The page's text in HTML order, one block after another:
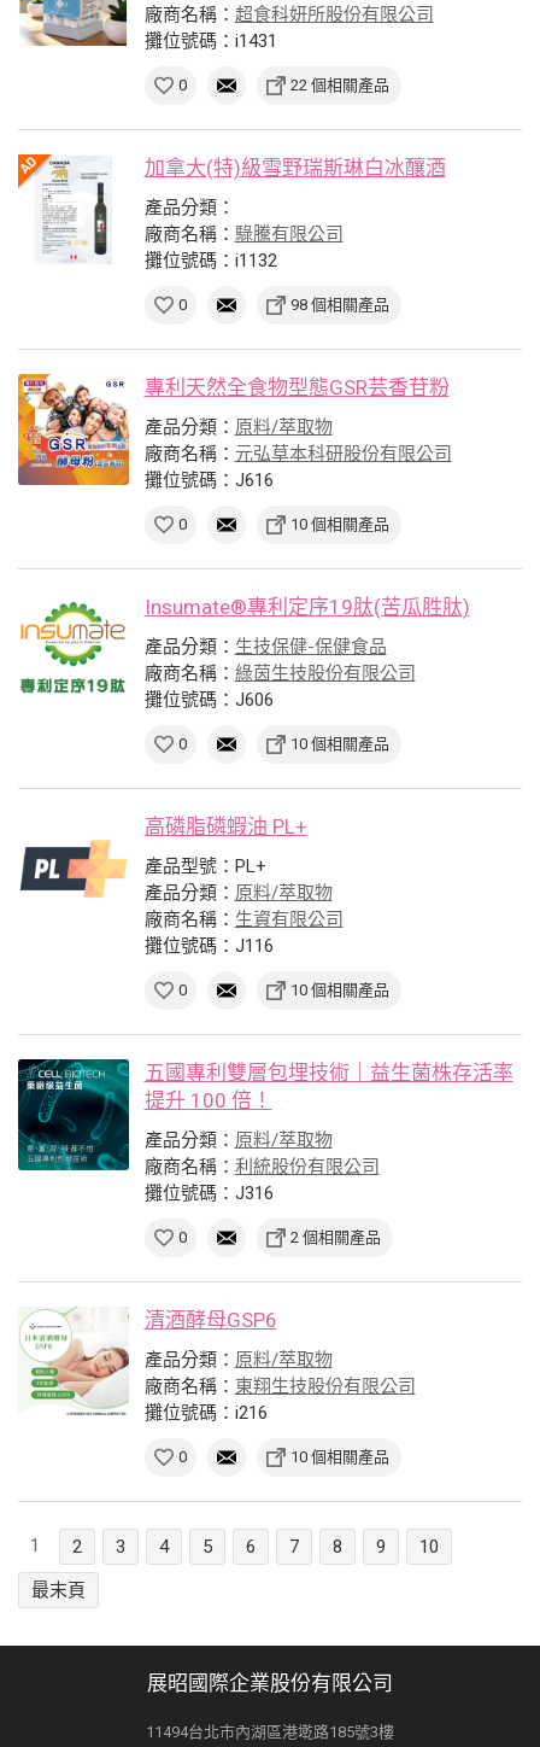
廠商名稱： 超食科妍所股份有限公司
攤位號碼：i1431
0 22 個相關產品
加拿大(特)級雪野瑞斯琳白冰釀酒
產品分類：
廠商名稱： 騄騰有限公司
攤位號碼：i1132
0 98 個相關產品
專利天然全食物型態GSR芸香苷粉
產品分類： 原料/萃取物
廠商名稱： 元弘草本科研股份有限公司
攤位號碼：J616
0 10 個相關產品
Insumate®專利定序19肽(苦瓜胜肽)
產品分類： 生技保健-保健食品
廠商名稱： 綠茵生技股份有限公司
攤位號碼：J606
0 10 個相關產品
高磷脂磷蝦油 PL+
產品型號：PL+
產品分類： 原料/萃取物
廠商名稱： 生資有限公司
攤位號碼：J116
0 10 個相關產品
五國專利雙層包埋技術｜益生菌株存活率
提升 100 倍！
產品分類： 原料/萃取物
廠商名稱： 利統股份有限公司
攤位號碼：J316
0 2 個相關產品
清酒酵母GSP6
產品分類： 原料/萃取物
廠商名稱： 東翔生技股份有限公司
攤位號碼：i216
0 10 個相關產品
1 2 3 4 5 6 7 8 9
10
最末頁
展昭國際企業股份有限公司
11494台北市內湖區港墘路185號3樓